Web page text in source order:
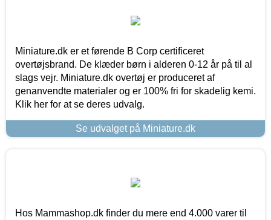
Miniature.dk er et førende B Corp certificeret
overtøjsbrand. De klæder børn i alderen 0-12 år på til al
slags vejr. Miniature.dk overtøj er produceret af
genanvendte materialer og er 100% fri for skadelig kemi.
Klik her for at se deres udvalg.
Se udvalget på Miniature.dk
Hos Mammashop.dk finder du mere end 4.000 varer til